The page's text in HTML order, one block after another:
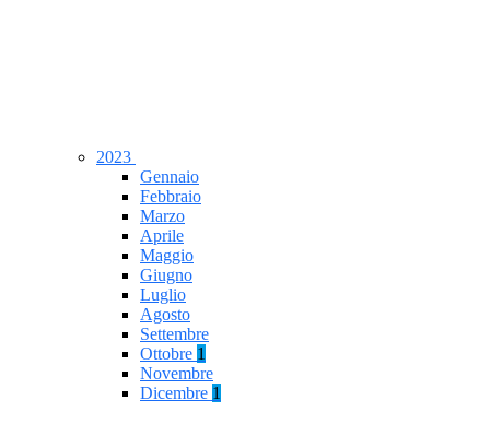
2023
Gennaio
Febbraio
Marzo
Aprile
Maggio
Giugno
Luglio
Agosto
Settembre
Ottobre 1
Novembre
Dicembre 1